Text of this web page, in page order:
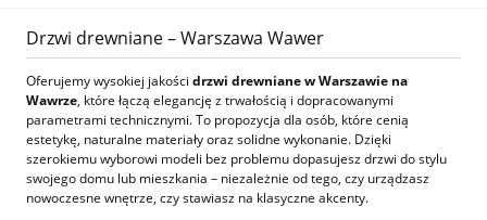
Drzwi drewniane – Warszawa Wawer
Oferujemy wysokiej jakości drzwi drewniane w Warszawie na
Wawrze, które łączą elegancję z trwałością i dopracowanymi
parametrami technicznymi. To propozycja dla osób, które cenią
estetykę, naturalne materiały oraz solidne wykonanie. Dzięki
szerokiemu wyborowi modeli bez problemu dopasujesz drzwi do stylu
swojego domu lub mieszkania – niezależnie od tego, czy urządzasz
nowoczesne wnętrze, czy stawiasz na klasyczne akcenty.